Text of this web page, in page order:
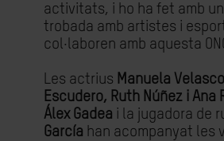
activitats, i ho ha fet amb
trobada amb artistes i
col·laboren amb aquesta
Les actrius Manuela
Escudero, Ruth Núñez i Ana
Álex Gadea i la jugadora de
García han acompanyat les